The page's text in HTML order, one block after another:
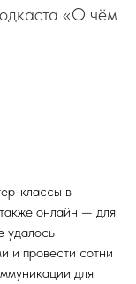
«О чём
классы в
онлайн — для
удалось
и провести сотни
для